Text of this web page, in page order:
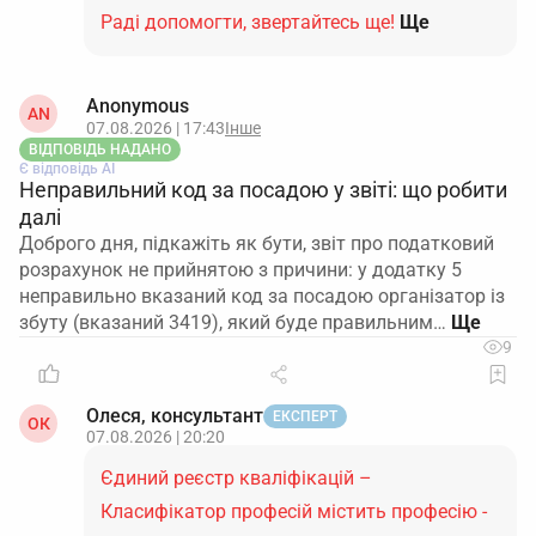
Раді допомогти, звертайтесь ще! Ще
AN Anonymous
07.08.2026 | 17:43Інше
ВІДПОВІДЬ НАДАНО
Є відповідь АІ
Неправильний код за посадою у звіті: що робити
далі
Доброго дня, підкажіть як бути, звіт про податковий
розрахунок не прийнятою з причини: у додатку 5
неправильно вказаний код за посадою організатор із
збуту (вказаний 3419), який буде правильним…
9
ОК Олеся, консультант ЕКСПЕРТ
07.08.2026 | 20:20
Єдиний реєстр кваліфікацій –
Класифікатор професій містить професію -